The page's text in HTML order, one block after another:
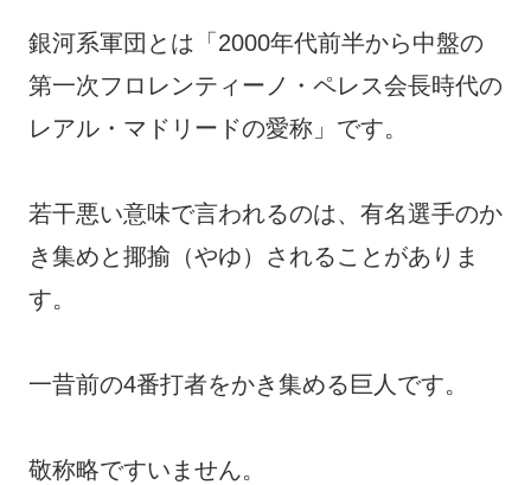
銀河系軍団とは「2000年代前半から中盤の
第一次フロレンティーノ・ペレス会長時代の
レアル・マドリードの愛称」です。
若干悪い意味で言われるのは、有名選手のか
き集めと揶揄（やゆ）されることがありま
す。
一昔前の4番打者をかき集める巨人です。
敬称略ですいません。